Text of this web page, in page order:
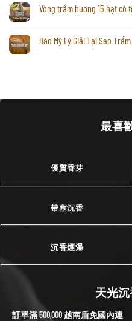
Vòng trầm hương 15 hạt có
Báo Mỹ Lý Giải Tại Sao
最喜
優質香芽
帶塞沉香
沉香煙瀑
天光
訂單滿 500,000 越南盾免國內運